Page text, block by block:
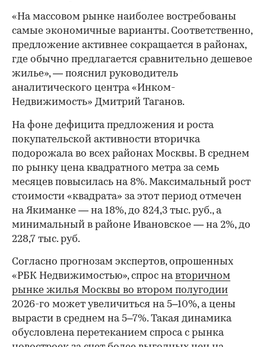
«На массовом рынке наиболее востребованы
самые экономичные варианты. Соответственно,
предложение активнее сокращается в районах,
где обычно предлагается сравнительно дешевое
жилье», — пояснил руководитель
аналитического центра «Инком-
Недвижимость» Дмитрий Таганов.
00:00
На фоне дефицита предложения и роста
покупательской активности вторичка
подорожала во всех районах Москвы. В среднем
по рынку цена квадратного метра за семь
месяцев повысилась на 8%. Максимальный рост
стоимости «квадрата» за этот период отмечен
на Якиманке — на 18%, до 824,3 тыс. руб., а
минимальный в районе Ивановское — на 2%, до
228,7 тыс. руб.
Согласно прогнозам экспертов, опрошенных
«РБК Недвижимостью», спрос навторичном
рынке жилья Москвы во втором полугодии
2026-го может увеличиться на 5–10%, а цены
вырасти в среднем на 5–7%. Такая динамика
обусловлена перетеканием спроса с рынка